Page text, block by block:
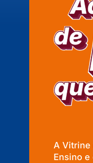
A Vitrine
Ensino e